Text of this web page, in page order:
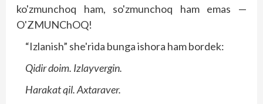
ko'zmunchoq ham, so'zmunchoq ham emas —
O'ZMUNChOQ!
“Izlanish” she'rida bunga ishora ham bordek:
Qidir doim. Izlayvergin.
Harakat qil. Axtaraver.